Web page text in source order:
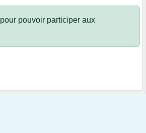
pour pouvoir participer aux